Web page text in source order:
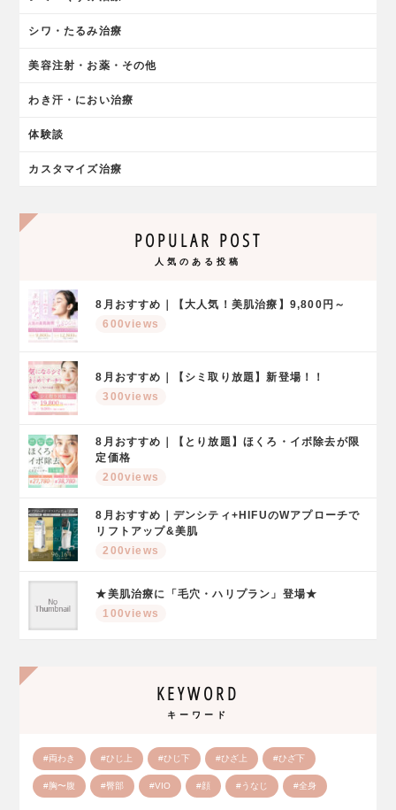
シワ・たるみ治療
美容注射・お薬・その他
わき汗・におい治療
体験談
カスタマイズ治療
POPULAR POST
人気のある投稿
8月おすすめ｜【大人気！美肌治療】9,800円～
600views
8月おすすめ｜【シミ取り放題】新登場！！
300views
8月おすすめ｜【とり放題】ほくろ・イボ除去が限
定価格
200views
8月おすすめ｜デンシティ+HIFUのWアプローチで
リフトアップ&美肌
200views
★美肌治療に「毛穴・ハリプラン」登場★
100views
KEYWORD
キーワード
#両わき #ひじ上 #ひじ下 #ひざ上 #ひざ下
#胸〜腹 #臀部 #VIO #顔 #うなじ #全身